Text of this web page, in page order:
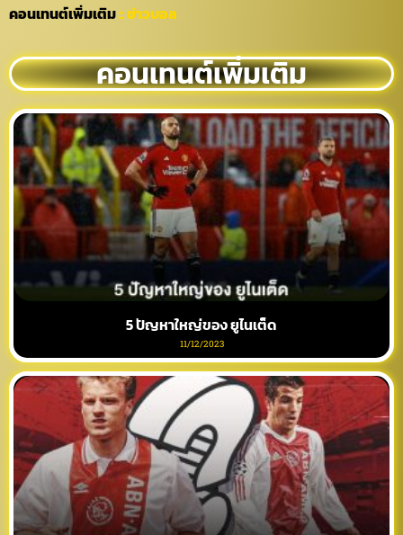
คอนเทนต์เพิ่มเติม:: ข่าวบอล
คอนเทนต์เพิ่มเติม
5 ปัญหาใหญ่ของ ยูไนเต็ด
11/12/2023